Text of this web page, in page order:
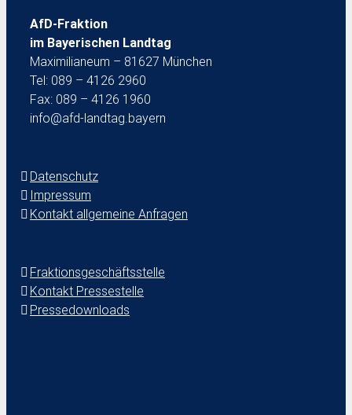
AfD-Fraktion
im Bayerischen Landtag
Maximilianeum – 81627 München
Tel: 089 – 4126 2960
Fax: 089 – 4126 1960
info@afd-landtag.bayern
Datenschutz
Impressum
Kontakt allgemeine Anfragen
Fraktionsgeschäftsstelle
Kontakt Pressestelle
Pressedownloads